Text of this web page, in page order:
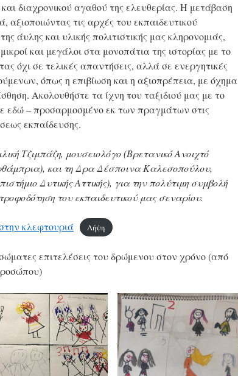
διαχρονικού αγαθού της ελευθερίας. Η μετάβαση
αξιοποιώντας τις αρχές του εκπαιδευτικού
άυλης και υλικής πολιτιστικής μας κληρονομιάς,
και μεγάλοι στα μονοπάτια της ιστορίας με το
όχι σε τελικές απαντήσεις, αλλά σε ενεργητικές
όπως η επιβίωση και η αξιοπρέπεια, με όχημα
Ακολουθήστε τα ίχνη του ταξιδιού μας με το
εδώ – προσαρμοσμένο εκ των πραγμάτων στις
εκπαίδευσης.
Τζιμπάζη, μουσειολόγο (Βρετανικό Ανοιχτό
και τη Δρα Δέσποινα Καλεσοπούλου,
Δυτικής Αττικής), για την πολύτιμη συμβολή
του εκπαιδευτικού μας σεναρίου.
κλεφτουριά Λήψη
επιτελέσεις του δρώμενου στον χρόνο (από